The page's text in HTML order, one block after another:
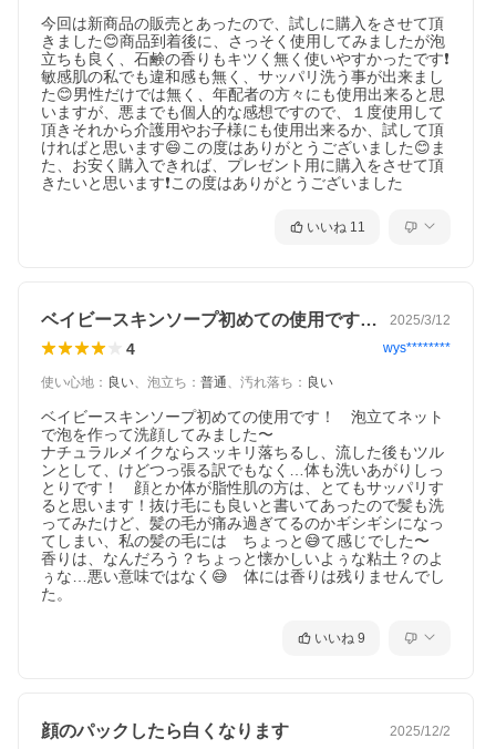
今回は新商品の販売とあったので、試しに購入をさせて頂
きました😊商品到着後に、さっそく使用してみましたが泡
立ちも良く、石鹸の香りもキツく無く使いやすかったです❗️
敏感肌の私でも違和感も無く、サッパリ洗う事が出来まし
た😊男性だけでは無く、年配者の方々にも使用出来ると思
いますが、悪までも個人的な感想ですので、１度使用して
頂きそれから介護用やお子様にも使用出来るか、試して頂
ければと思います😄この度はありがとうございました😊ま
た、お安く購入できれば、プレゼント用に購入をさせて頂
きたいと思います❗️この度はありがとうございました
いいね 11
ベイビースキンソープ初めての使用です！… 2025/3/12
4 wys********
使い心地 ： 良い、 泡立ち ： 普通、 汚れ落ち ： 良い
ベイビースキンソープ初めての使用です！　泡立てネット
で泡を作って洗顔してみました〜
ナチュラルメイクならスッキリ落ちるし、流した後もツル
ンとして、けどつっ張る訳でもなく…体も洗いあがりしっ
とりです！　顔とか体が脂性肌の方は、とてもサッパリす
ると思います！抜け毛にも良いと書いてあったので髪も洗
ってみたけど、髪の毛が痛み過ぎてるのかギシギシになっ
てしまい、私の髪の毛には　ちょっと😅て感じでした〜
香りは、なんだろう？ちょっと懐かしいよぅな粘土？のよ
ぅな…悪い意味ではなく😅　体には香りは残りませんでし
た。
いいね 9
顔のパックしたら白くなります 2025/12/2